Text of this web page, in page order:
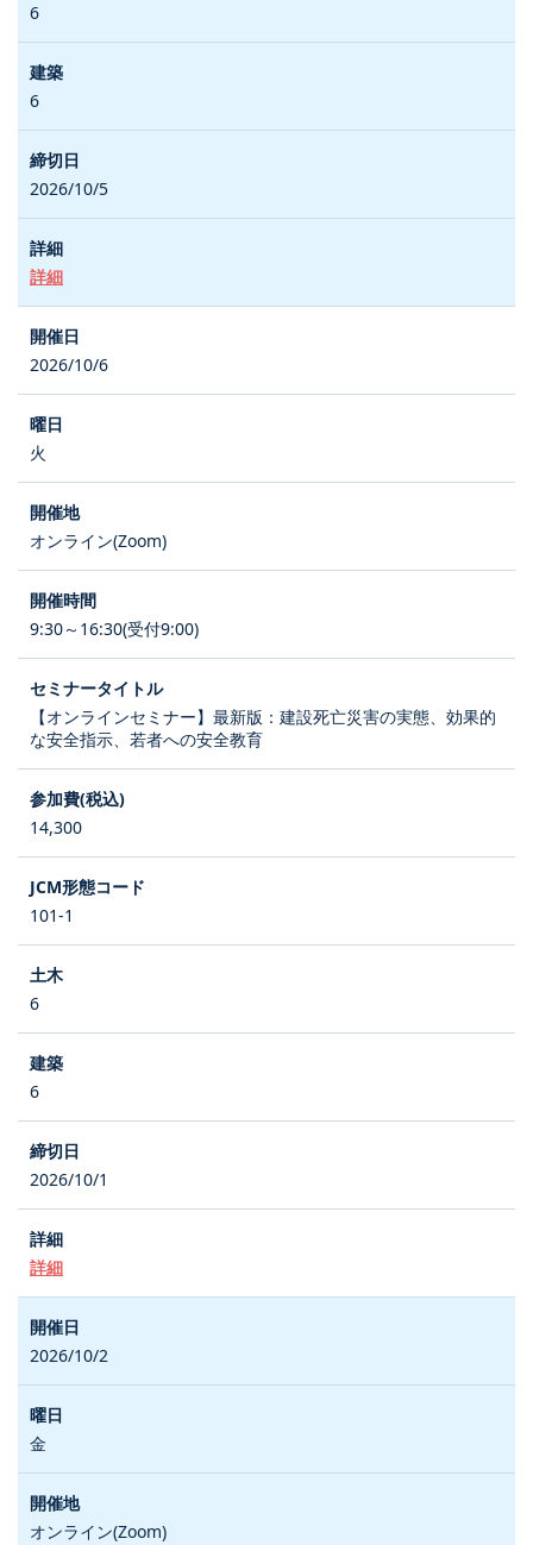
6
6
2026/10/5
詳細
2026/10/6
火
オンライン(Zoom)
9:30～16:30(受付9:00)
【オンラインセミナー】最新版：建設死亡災害の実態、効果的
な安全指示、若者への安全教育
14,300
101-1
6
6
2026/10/1
詳細
2026/10/2
金
オンライン(Zoom)